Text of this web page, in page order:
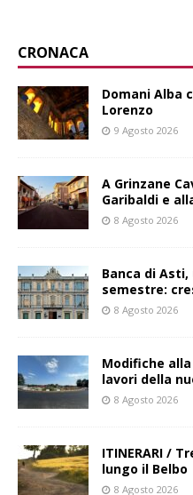
CRONACA
Domani Alba
Lorenzo
9 Agosto 2026
A Grinzane
Garibaldi e
8 Agosto 2026
Banca di
semestre:
8 Agosto 2026
Modifiche
lavori della
8 Agosto 2026
ITINERARI /
lungo il Belbo
8 Agosto 2026